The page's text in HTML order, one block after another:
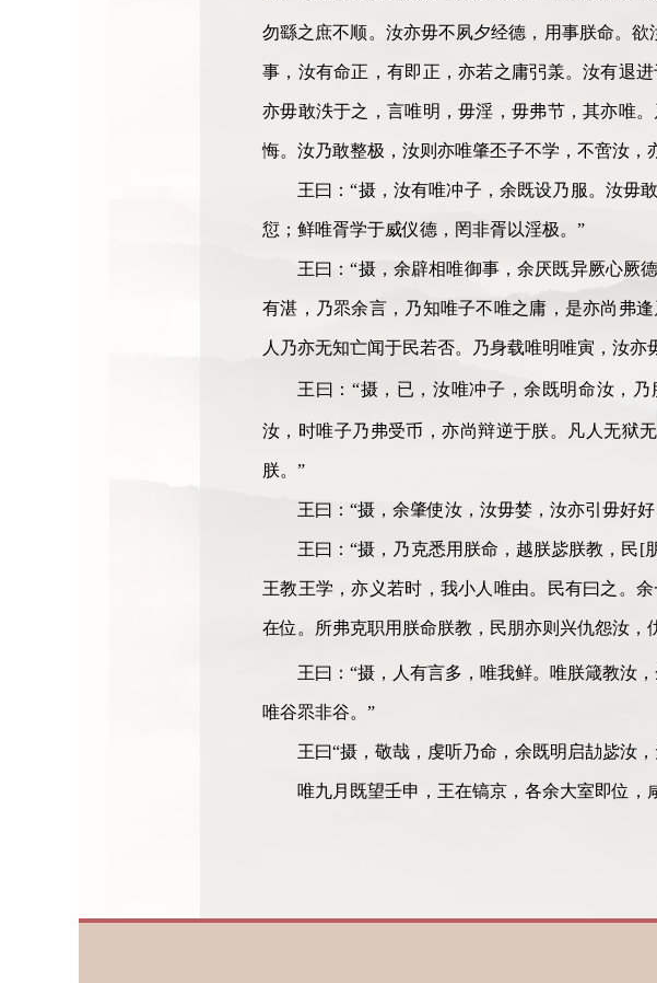
勿繇之庶不顺。汝亦毋不夙夕经德，用事朕命。
事，汝有命正，有即正，亦若之庸弜羕。汝有退
亦毋敢泆于之，言唯明，毋淫，毋弗节，其亦唯
悔。汝乃敢整极，汝则亦唯肇丕子不学，不啻汝，
王曰：“摄，汝有唯冲子，余既设乃服。汝毋
愆；鲜唯胥学于威仪德，罔非胥以淫极。”
王曰：“摄，余辟相唯御事，余厌既异厥心厥
有湛，乃眔余言，乃知唯子不唯之庸，是亦尚弗
人乃亦无知亡闻于民若否。乃身载唯明唯寅，汝亦
王曰：“摄，已，汝唯冲子，余既明命汝，
汝，时唯子乃弗受币，亦尚辩逆于朕。凡人无狱无
朕。”
王曰：“摄，余肇使汝，汝毋婪，汝亦引毋好
王曰：“摄，乃克悉用朕命，越朕毖朕教，民[
王教王学，亦义若时，我小人唯由。民有曰之。
在位。所弗克职用朕命朕教，民朋亦则兴仇怨汝
王曰：“摄，人有言多，唯我鲜。唯朕箴教汝
唯谷眔非谷。”
王曰“摄，敬哉，虔听乃命，余既明启劼毖汝
唯九月既望壬申，王在镐京，各余大室即位